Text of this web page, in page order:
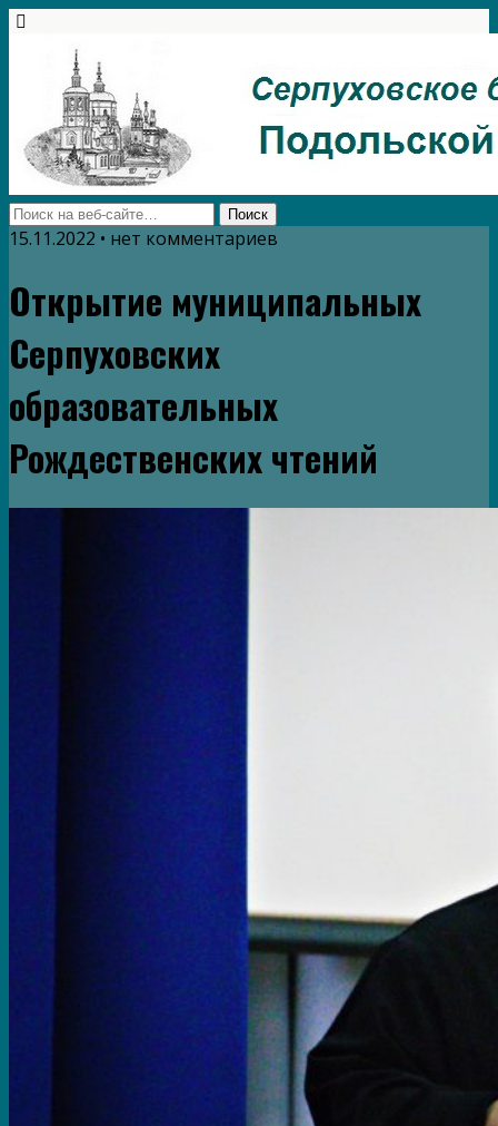
15.11.2022 • нет комментариев
Открытие муниципальных
Серпуховских
образовательных
Рождественских​ чтений